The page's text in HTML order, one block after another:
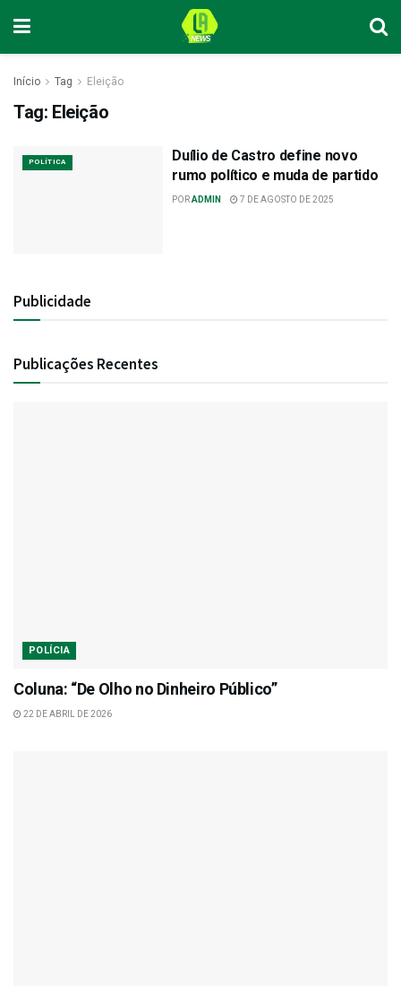
Início Tag Eleição
Tag: Eleição
POLÍTICA
Duílio de Castro define novo
rumo político e muda de partido
PORADMIN 7 DE AGOSTO DE 2025
Publicidade
Publicações Recentes
POLÍCIA
Coluna: “De Olho no Dinheiro Público”
22 DE ABRIL DE 2026